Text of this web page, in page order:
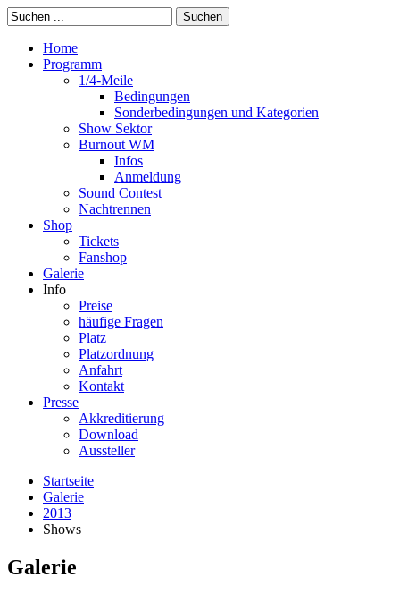
Suchen
Home
Programm
1/4-Meile
Bedingungen
Sonderbedingungen und Kategorien
Show Sektor
Burnout WM
Infos
Anmeldung
Sound Contest
Nachtrennen
Shop
Tickets
Fanshop
Galerie
Info
Preise
häufige Fragen
Platz
Platzordnung
Anfahrt
Kontakt
Presse
Akkreditierung
Download
Aussteller
Startseite
Galerie
2013
Shows
Galerie